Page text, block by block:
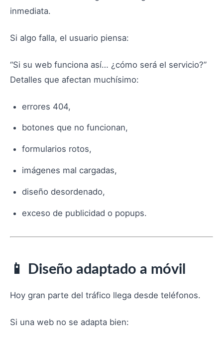
inmediata.
Si algo falla, el usuario piensa:
“Si su web funciona así… ¿cómo será el servicio?”
Detalles que afectan muchísimo:
errores 404,
botones que no funcionan,
formularios rotos,
imágenes mal cargadas,
diseño desordenado,
exceso de publicidad o popups.
📱 Diseño adaptado a móvil
Hoy gran parte del tráfico llega desde teléfonos.
Si una web no se adapta bien: